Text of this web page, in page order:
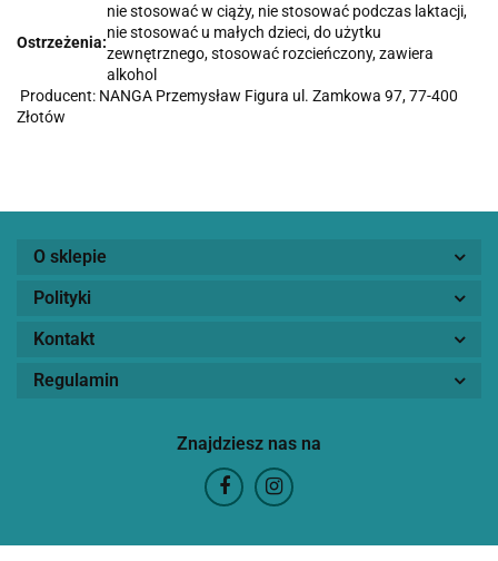
Ostrzeżenia:
nie stosować w ciąży, nie stosować podczas laktacji,
nie stosować u małych dzieci, do użytku
zewnętrznego, stosować rozcieńczony, zawiera
alkohol
Producent: NANGA Przemysław Figura ul. Zamkowa 97, 77-400
Złotów
O sklepie
Polityki
Kontakt
Regulamin
Znajdziesz nas na